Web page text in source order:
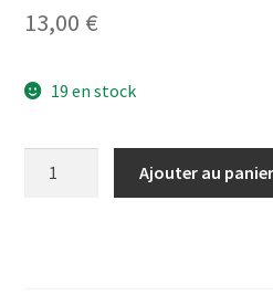
13,00 €
19 en stock
Ajouter au panier